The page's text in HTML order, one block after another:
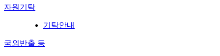
자원기탁
기탁안내
국외반출 등